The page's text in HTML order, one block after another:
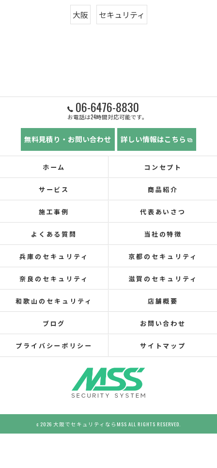
大阪 セキュリティ
06-6476-8830
お電話は24時間対応可能です。
無料見積り・お問い合わせ 詳しい情報はこちら
ホーム コンセプト
サービス 商品紹介
施工事例 代表あいさつ
よくある質問 当社の特徴
兵庫のセキュリティ 京都のセキュリティ
奈良のセキュリティ 滋賀のセキュリティ
和歌山のセキュリティ 店舗概要
ブログ お問い合わせ
プライバシーポリシー サイトマップ
c 2026 大阪でセキュリティならMSS ALL RIGHTS RESERVED.